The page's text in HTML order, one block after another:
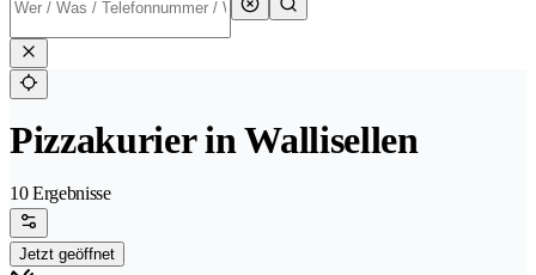
Pizzakurier in Wallisellen
10 Ergebnisse
Jetzt geöffnet